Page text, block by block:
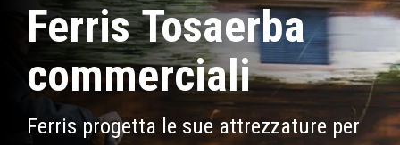
Ferris Tosaerba
commerciali
Ferris progetta le sue attrezzature per